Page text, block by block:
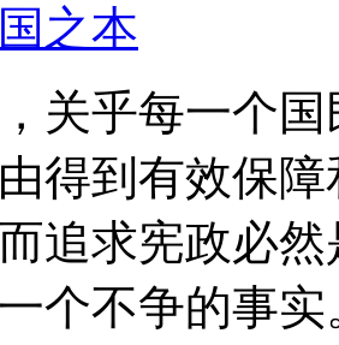
之本
关乎每一个
得到有效保
追求宪政必
个不争的事实